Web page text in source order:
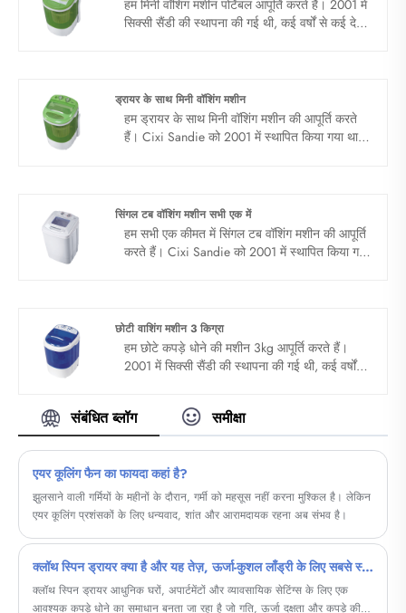
हम मिनी वॉशिंग मशीन पोर्टेबल आपूर्ति करते हैं। 2001 में
सिक्सी सैंडी की स्थापना की गई थी, कई वर्षों से कई देशों
ड्रायर के साथ मिनी वॉशिंग मशीन
हम ड्रायर के साथ मिनी वॉशिंग मशीन की आपूर्ति करते
हैं। Cixi Sandie को 2001 में स्थापित किया गया था,
बन जाएगा ......
सिंगल टब वॉशिंग मशीन सभी एक में
हम सभी एक कीमत में सिंगल टब वॉशिंग मशीन की आपूर्ति
करते हैं। Cixi Sandie को 2001 में स्थापित किया गया
भागीदार बन जाएगा ......
छोटी वाशिंग मशीन 3 किग्रा
हम छोटे कपड़े धोने की मशीन 3kg आपूर्ति करते हैं।
2001 में सिक्सी सैंडी की स्थापना की गई थी, कई वर्षों से
दीर्घकालिक व्यापार भागीदार बनने की उम्मीद कर रहे हैं
......
संबंधित ब्लॉग समीक्षा
एयर कूलिंग फैन का फायदा कहां है?
झुलसाने वाली गर्मियों के महीनों के दौरान, गर्मी को महसूस नहीं करना मुश्किल है। लेकिन
एयर कूलिंग प्रशंसकों के लिए धन्यवाद, शांत और आरामदायक रहना अब संभव है।
क्लॉथ स्पिन ड्रायर क्या है और यह तेज़, ऊर्जा-कुशल लाँड्री के लिए सबसे स्मार्ट विकल्प क्यों है?
क्लॉथ स्पिन ड्रायर आधुनिक घरों, अपार्टमेंटों और व्यावसायिक सेटिंग्स के लिए एक
आवश्यक कपड़े धोने का समाधान बनता जा रहा है जो गति, ऊर्जा दक्षता और कपड़े की